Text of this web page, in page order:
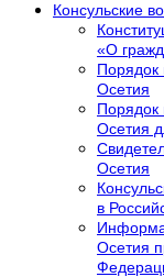
Консульские
«О
Порядок
Осетия
Порядок
Осетия
Осетия
в
Осетия